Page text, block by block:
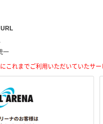
一
これまでご利用いただいていたサ